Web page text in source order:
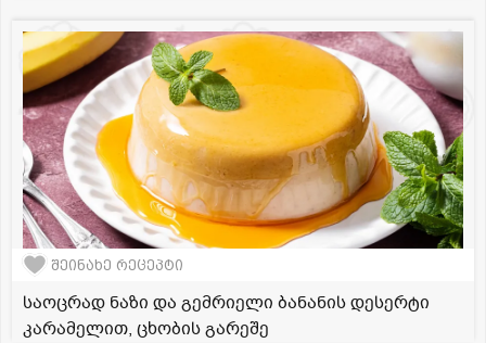
შეინახე რეცეპტი
საოცრად ნაზი და გემრიელი ბანანის დესერტი
კარამელით, ცხობის გარეშე